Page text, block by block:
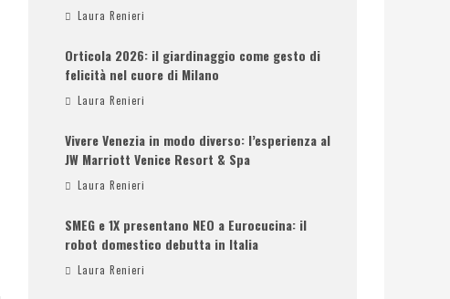
Laura Renieri
Orticola 2026: il giardinaggio come gesto di
felicità nel cuore di Milano
Laura Renieri
Vivere Venezia in modo diverso: l’esperienza al
JW Marriott Venice Resort & Spa
Laura Renieri
SMEG e 1X presentano NEO a Eurocucina: il
robot domestico debutta in Italia
Laura Renieri